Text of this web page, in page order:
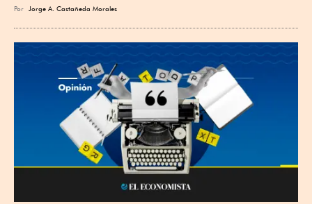
Por Jorge A. Castañeda Morales